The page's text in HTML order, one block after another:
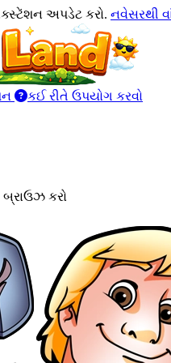
અપડેટ કરો. નવેસરથી
કઈ રીતે ઉપયોગ કરવો
કરો